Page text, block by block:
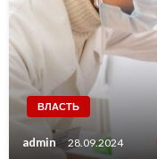
ВЛАСТЬ
admin 28.09.2024